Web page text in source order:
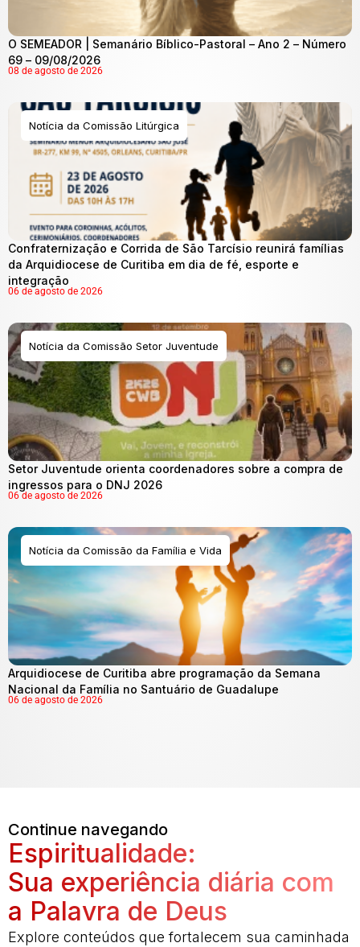
O SEMEADOR | Semanário Bíblico-Pastoral – Ano 2 – Número
69 – 09/08/2026
08 de agosto de 2026
Notícia da Comissão Litúrgica
Confraternização e Corrida de São Tarcísio reunirá famílias
da Arquidiocese de Curitiba em dia de fé, esporte e
integração
06 de agosto de 2026
Notícia da Comissão Setor Juventude
Setor Juventude orienta coordenadores sobre a compra de
ingressos para o DNJ 2026
06 de agosto de 2026
Notícia da Comissão da Família e Vida
Arquidiocese de Curitiba abre programação da Semana
Nacional da Família no Santuário de Guadalupe
06 de agosto de 2026
Continue navegando
Espiritualidade:
Sua experiência diária com
a Palavra de Deus
Explore conteúdos que fortalecem sua caminhada